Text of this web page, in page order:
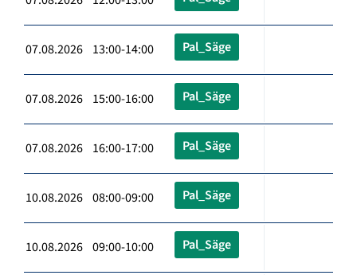
07.08.2026 13:00-14:00 Pal_Säge
07.08.2026 15:00-16:00 Pal_Säge
07.08.2026 16:00-17:00 Pal_Säge
10.08.2026 08:00-09:00 Pal_Säge
10.08.2026 09:00-10:00 Pal_Säge